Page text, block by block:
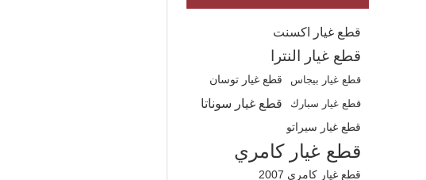
قطع غيار اكسنت
قطع غيار النترا
قطع غيار بيجاس
قطع غيار توسان
قطع غيار سبارك
قطع غيار سوناتا
قطع غيار سيراتو
قطع غيار كامري
قطع غيار كامري 2007